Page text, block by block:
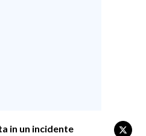
in un incidente